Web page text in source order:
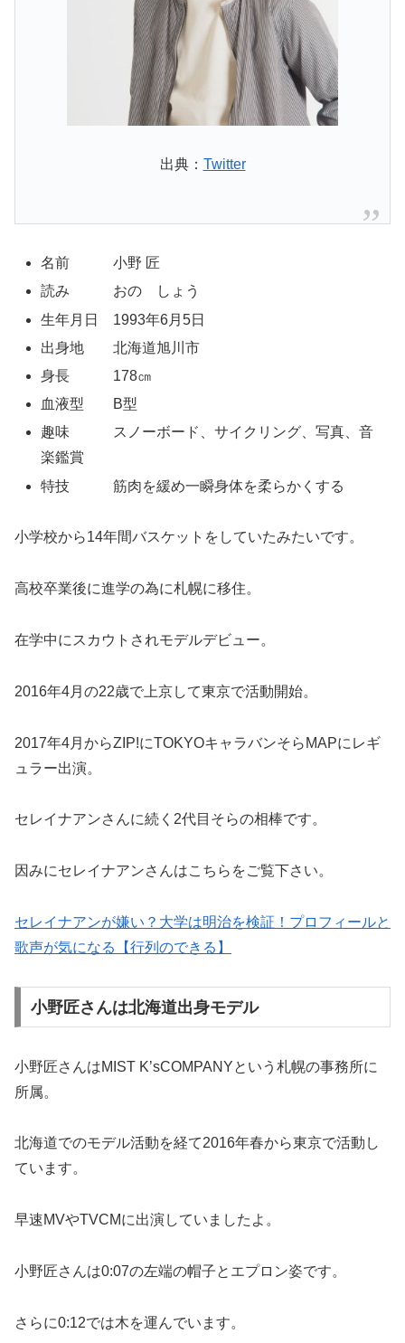
出典： Twitter
名前 小野 匠
読み おの しょう
生年月日 1993年6月5日
出身地 北海道旭川市
身長 178㎝
血液型 B型
趣味 スノーボード、サイクリング、写真、音
楽鑑賞
特技 筋肉を緩め一瞬身体を柔らかくする
小学校から14年間バスケットをしていたみたいです。
高校卒業後に進学の為に札幌に移住。
在学中にスカウトされモデルデビュー。
2016年4月の22歳で上京して東京で活動開始。
2017年4月からZIP!にTOKYOキャラバンそらMAPにレギ
ュラー出演。
セレイナアンさんに続く2代目そらの相棒です。
因みにセレイナアンさんはこちらをご覧下さい。
セレイナアンが嫌い？大学は明治を検証！プロフィールと
歌声が気になる【行列のできる】
小野匠さんは北海道出身モデル
小野匠さんはMIST K’sCOMPANYという札幌の事務所に
所属。
北海道でのモデル活動を経て2016年春から東京で活動し
ています。
早速MVやTVCMに出演していましたよ。
小野匠さんは0:07の左端の帽子とエプロン姿です。
さらに0:12では木を運んでいます。